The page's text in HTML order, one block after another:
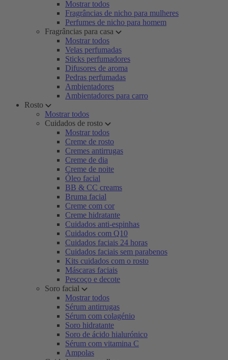
Mostrar todos
Fragrâncias de nicho para mulheres
Perfumes de nicho para homem
Fragrâncias para casa
Mostrar todos
Velas perfumadas
Sticks perfumadores
Difusores de aroma
Pedras perfumadas
Ambientadores
Ambientadores para carro
Rosto
Mostrar todos
Cuidados de rosto
Mostrar todos
Creme de rosto
Cremes antirrugas
Creme de dia
Creme de noite
Óleo facial
BB & CC creams
Bruma facial
Creme com cor
Creme hidratante
Cuidados anti-espinhas
Cuidados com Q10
Cuidados faciais 24 horas
Cuidados faciais sem parabenos
Kits cuidados com o rosto
Máscaras faciais
Pescoço e decote
Soro facial
Mostrar todos
Sérum antirrugas
Sérum com colagénio
Soro hidratante
Soro de ácido hialurónico
Sérum com vitamina C
Ampolas